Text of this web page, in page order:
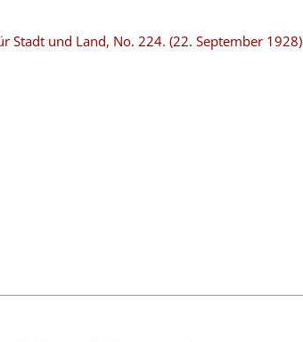
Stadt und Land, No. 224. (22. September 1928)